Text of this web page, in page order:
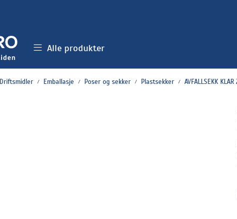
Alle produkter
Driftsmidler Emballasje Poser og sekker Plastsekker AVFALLSEKK